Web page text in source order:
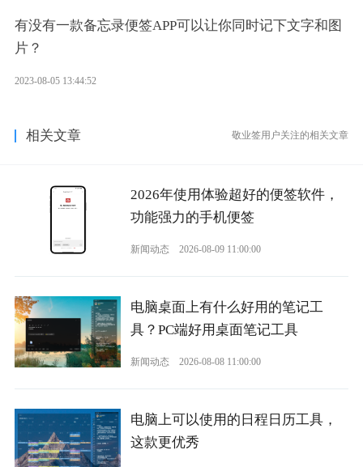
有没有一款备忘录便签APP可以让你同时记下文字和图
片？
2023-08-05 13:44:52
相关文章 敬业签用户关注的相关文章
2026年使用体验超好的便签软件，
功能强力的手机便签
新闻动态 2026-08-09 11:00:00
电脑桌面上有什么好用的笔记工
具？PC端好用桌面笔记工具
新闻动态 2026-08-08 11:00:00
电脑上可以使用的日程日历工具，
这款更优秀